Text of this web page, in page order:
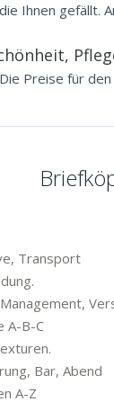
Ihnen gefällt.
Preise für
Transport
A-B-C
Bar, Abend
A-Z